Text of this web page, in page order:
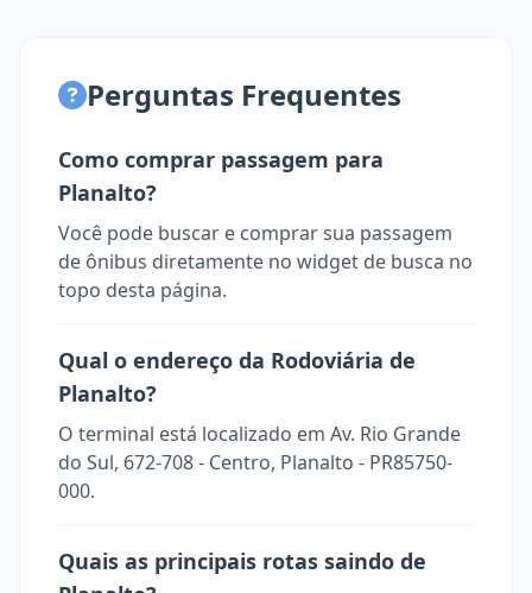
Perguntas Frequentes
Como comprar passagem para
Planalto?
Você pode buscar e comprar sua passagem
de ônibus diretamente no widget de busca no
topo desta página.
Qual o endereço da Rodoviária de
Planalto?
O terminal está localizado em Av. Rio Grande
do Sul, 672-708 - Centro, Planalto - PR85750-
000.
Quais as principais rotas saindo de